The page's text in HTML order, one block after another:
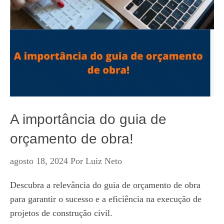
A importância do guia de
orçamento de obra!
agosto 18, 2024 Por Luiz Neto
Descubra a relevância do guia de orçamento de obra
para garantir o sucesso e a eficiência na execução de
projetos de construção civil.